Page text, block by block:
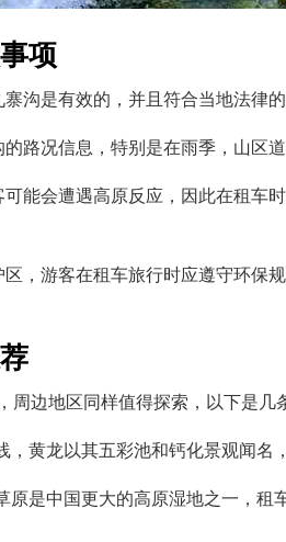
项
沟是有效的，并且符合当地法律的
路况信息，特别是在雨季，山区
可能会遭遇高原反应，因此在租车
区，游客在租车旅行时应遵守环保
边地区同样值得探索，以下是几
，黄龙以其五彩池和钙化景观闻名
原是中国更大的高原湿地之一，